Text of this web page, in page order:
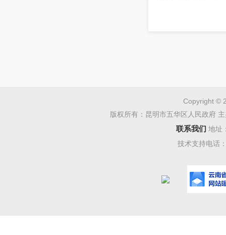
机制，
五华、
Copyright ©
版权所有：昆明市五华区人民政府
联系我们 地址
技术支持电话